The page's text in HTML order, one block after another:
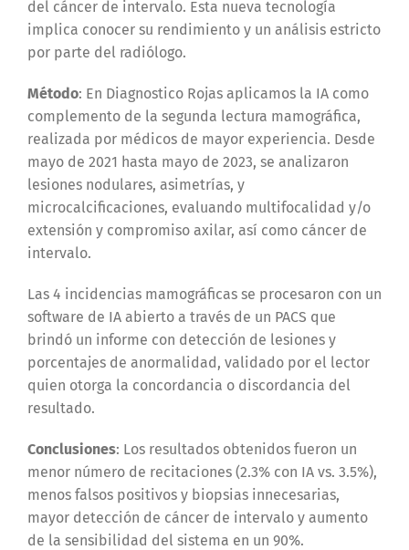
del cáncer de intervalo. Esta nueva tecnología
implica conocer su rendimiento y un análisis estricto
por parte del radiólogo.
Método: En Diagnostico Rojas aplicamos la IA como
complemento de la segunda lectura mamográfica,
realizada por médicos de mayor experiencia. Desde
mayo de 2021 hasta mayo de 2023, se analizaron
lesiones nodulares, asimetrías, y
microcalcificaciones, evaluando multifocalidad y/o
extensión y compromiso axilar, así como cáncer de
intervalo.
Las 4 incidencias mamográficas se procesaron con un
software de IA abierto a través de un PACS que
brindó un informe con detección de lesiones y
porcentajes de anormalidad, validado por el lector
quien otorga la concordancia o discordancia del
resultado.
Conclusiones: Los resultados obtenidos fueron un
menor número de recitaciones (2.3% con IA vs. 3.5%),
menos falsos positivos y biopsias innecesarias,
mayor detección de cáncer de intervalo y aumento
de la sensibilidad del sistema en un 90%.